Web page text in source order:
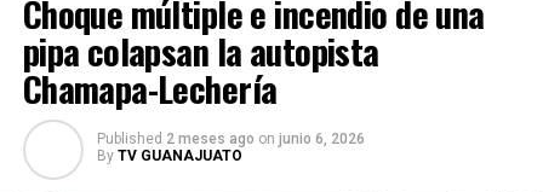
Choque múltiple e incendio de una
pipa colapsan la autopista
Chamapa-Lechería
Published 2 meses ago on junio 6, 2026
By TV GUANAJUATO